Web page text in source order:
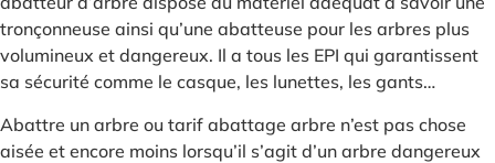
tronçonneuse ainsi qu’une abatteuse pour les arbres plus
volumineux et dangereux. Il a tous les EPI qui garantissent
sa sécurité comme le casque, les lunettes, les gants…
Abattre un arbre ou tarif abattage arbre n’est pas chose
aisée et encore moins lorsqu’il s’agit d’un arbre dangereux